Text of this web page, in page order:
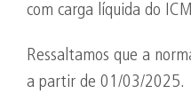
com carga líquida do
Ressaltamos que a
a partir de 01/03/2025.